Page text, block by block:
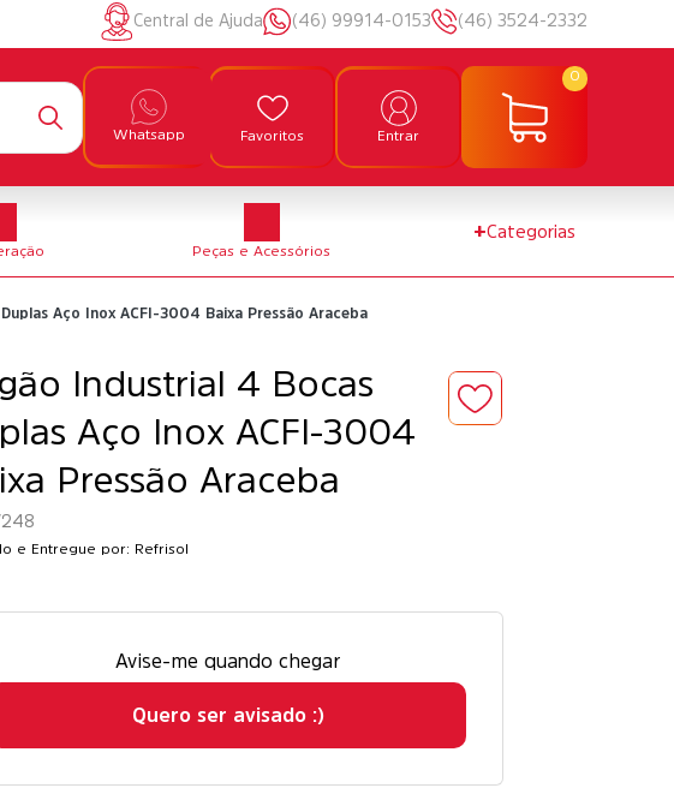
Central de Ajuda (46) 99914-0153 (46) 3524-2332
Whatsapp Favoritos Entrar
0
Peças e Acessórios
+Categorias
Aço Inox ACFI-3004 Baixa Pressão Araceba
Industrial 4 Bocas
Aço Inox ACFI-3004
Pressão Araceba
e Entregue por: Refrisol
Avise-me quando chegar
Quero ser avisado :)